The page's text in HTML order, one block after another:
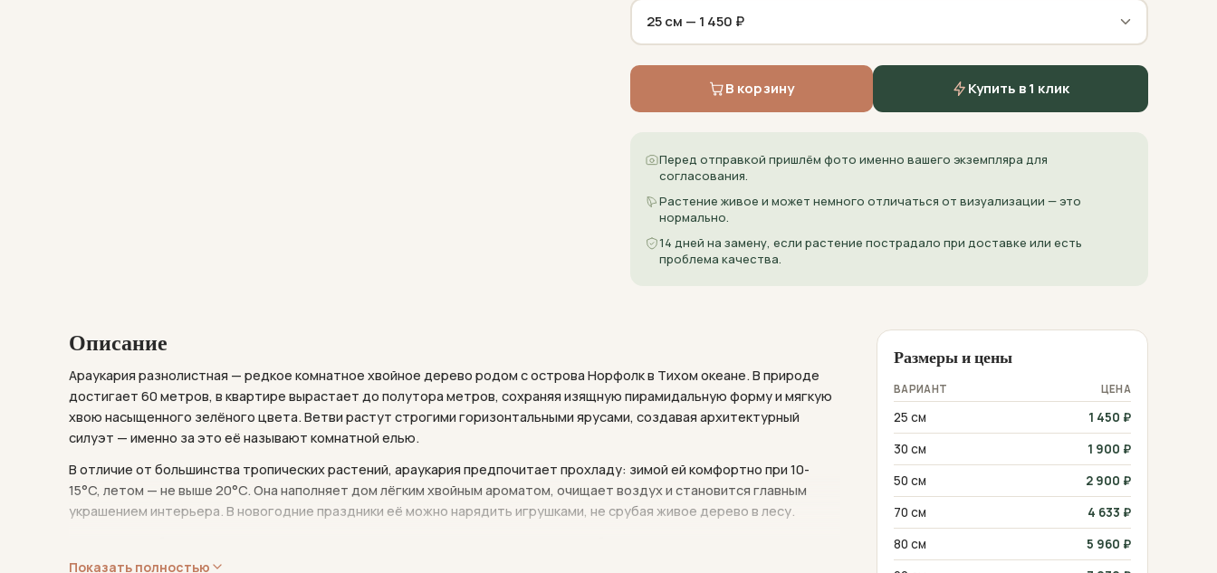
В корзину Купить в 1 клик
Перед отправкой пришлём фото именно вашего экземпляра для
согласования.
Растение живое и может немного отличаться от визуализации — это
нормально.
14 дней на замену, если растение пострадало при доставке или есть
проблема качества.
Описание
Араукария разнолистная — редкое комнатное хвойное дерево родом с острова Норфолк в Тихом океане. В природе
достигает 60 метров, в квартире вырастает до полутора метров, сохраняя изящную пирамидальную форму и мягкую
хвою насыщенного зелёного цвета. Ветви растут строгими горизонтальными ярусами, создавая архитектурный
силуэт — именно за это её называют комнатной елью.
В отличие от большинства тропических растений, араукария предпочитает прохладу: зимой ей комфортно при 10-
15°C, летом — не выше 20°C. Она наполняет дом лёгким хвойным ароматом, очищает воздух и становится главным
украшением интерьера. В новогодние праздники её можно нарядить игрушками, не срубая живое дерево в лесу.
декоративностью круглый год. Идеально для просторных светлых комнат, зимних садов и офисов с хорошей
Показать полностью
Размеры и цены
ВАРИАНТ ЦЕНА
25 см 1 450 ₽
30 см
1 900 ₽
50 см
2 900 ₽
70 см
4 633 ₽
80 см
5 960 ₽